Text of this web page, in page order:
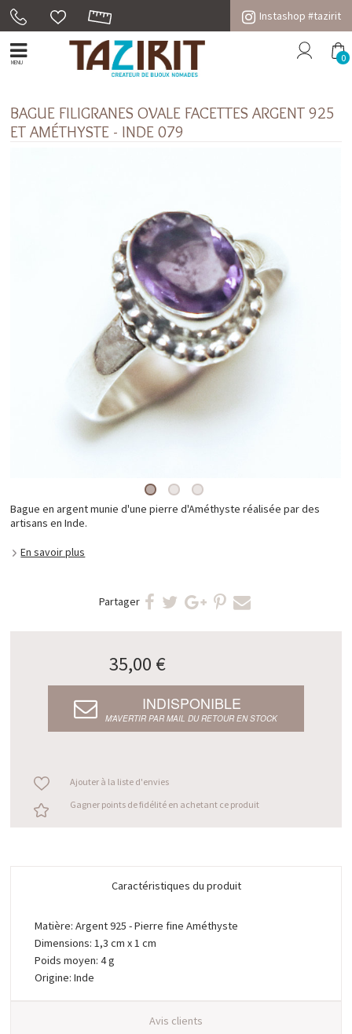
Instashop #tazirit
MENU 0
BAGUE FILIGRANES OVALE FACETTES ARGENT 925
ET AMÉTHYSTE - INDE 079
Bague en argent munie d'une pierre d'Améthyste réalisée par des
artisans en Inde.
En savoir plus
Partager
35,00 €
INDISPONIBLE
M’AVERTIR PAR MAIL DU RETOUR EN STOCK
Ajouter à la liste d'envies
Gagner points de fidélité en achetant ce produit
Caractéristiques du produit
Matière: Argent 925 - Pierre fine Améthyste
Dimensions: 1,3 cm x 1 cm
Poids moyen: 4 g
Origine: Inde
Avis clients